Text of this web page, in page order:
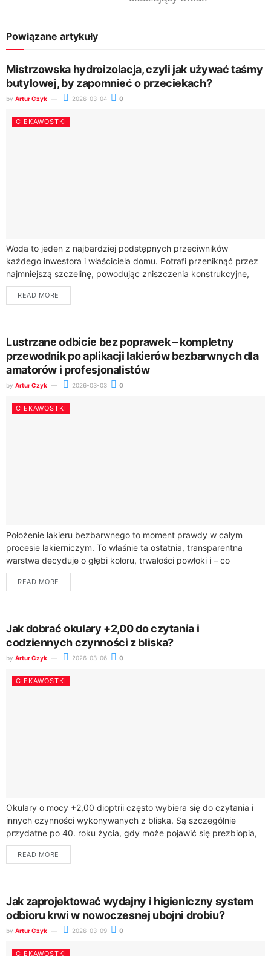
Powiązane artykuły
Mistrzowska hydroizolacja, czyli jak używać taśmy
butylowej, by zapomnieć o przeciekach?
by Artur Czyk 2026-03-04 0
CIEKAWOSTKI
Woda to jeden z najbardziej podstępnych przeciwników
każdego inwestora i właściciela domu. Potrafi przeniknąć przez
najmniejszą szczelinę, powodując zniszczenia konstrukcyjne,
rozwój grzybów oraz kosztowne remonty. W walce o suchy i...
READ MORE
Lustrzane odbicie bez poprawek – kompletny
przewodnik po aplikacji lakierów bezbarwnych dla
amatorów i profesjonalistów
by Artur Czyk 2026-03-03 0
CIEKAWOSTKI
Położenie lakieru bezbarwnego to moment prawdy w całym
procesie lakierniczym. To właśnie ta ostatnia, transparentna
warstwa decyduje o głębi koloru, trwałości powłoki i – co
najważniejsze dla efektu wizualnego –...
READ MORE
Jak dobrać okulary +2,00 do czytania i
codziennych czynności z bliska?
by Artur Czyk 2026-03-06 0
CIEKAWOSTKI
Okulary o mocy +2,00 dioptrii często wybiera się do czytania i
innych czynności wykonywanych z bliska. Są szczególnie
przydatne po 40. roku życia, gdy może pojawić się prezbiopia,
czyli naturalne...
READ MORE
Jak zaprojektować wydajny i higieniczny system
odbioru krwi w nowoczesnej ubojni drobiu?
by Artur Czyk 2026-03-09 0
CIEKAWOSTKI